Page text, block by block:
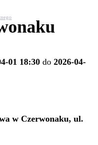
01 18:30 do 2026-04-
w Czerwonaku, ul.